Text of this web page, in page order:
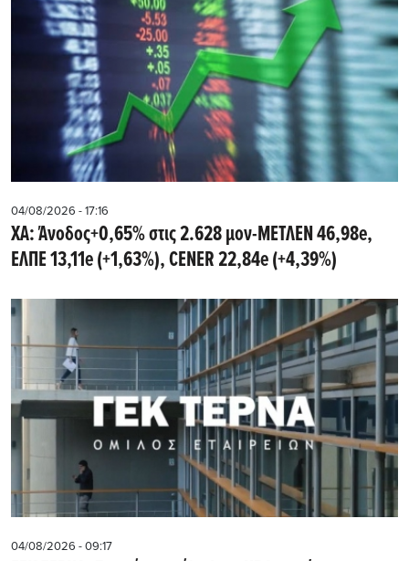
04/08/2026 - 17:16
ΧΑ: Άνοδος+0,65% στις 2.628 μον-ΜΕΤΛΕΝ 46,98e,
ΕΛΠΕ 13,11e (+1,63%), CENER 22,84e (+4,39%)
04/08/2026 - 09:17